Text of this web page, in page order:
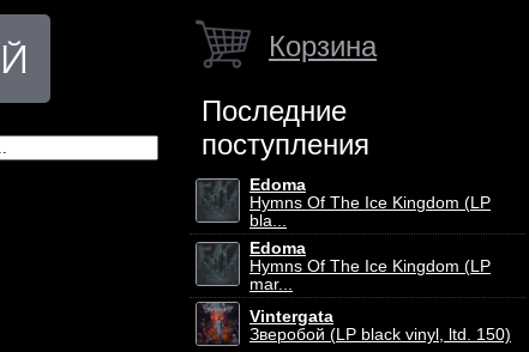
Корзина
Последние
поступления
Edoma
Hymns Of The Ice Kingdom (LP
bla...
Edoma
Hymns Of The Ice Kingdom (LP
mar...
Vintergata
Зверобой (LP black vinyl, ltd. 150)